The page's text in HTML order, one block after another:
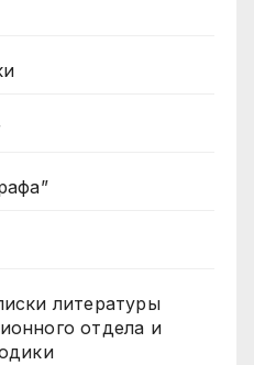
литературы
отдела и